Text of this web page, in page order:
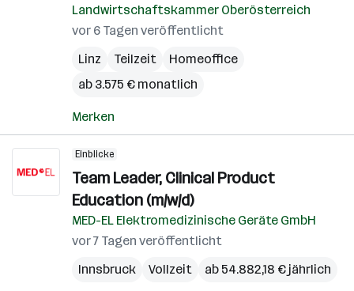
Landwirtschaftskammer Oberösterreich
vor 6 Tagen veröffentlicht
Linz
Teilzeit
Homeoffice
ab 3.575 € monatlich
Merken
Einblicke
Team Leader, Clinical Product
Education (m/w/d)
MED-EL Elektromedizinische Geräte GmbH
vor 7 Tagen veröffentlicht
Innsbruck
Vollzeit ab 54.882,18 € jährlich